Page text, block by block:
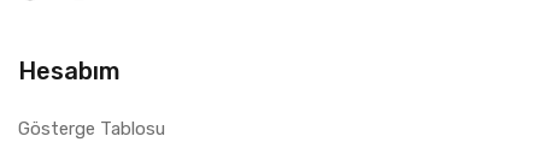
Hesabım
Gösterge Tablosu